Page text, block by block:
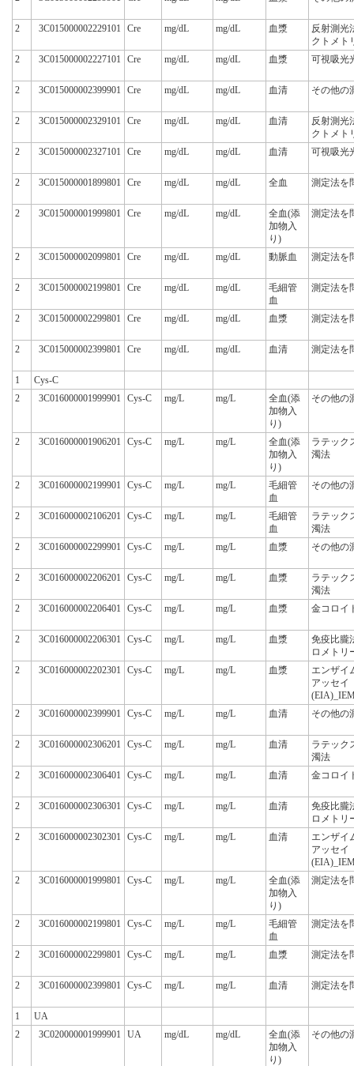
2 3C015000002229101 Cre mg/dL mg/dL 血漿
反射測光
クトメト
2
3C015000002227101 Cre mg/dL mg/dL 血漿 可視吸光
2 3C015000002399901 Cre mg/dL mg/dL 血清 その他の
2 3C015000002329101 Cre mg/dL mg/dL 血清
反射測光
クトメト
2
3C015000002327101 Cre mg/dL mg/dL 血清 可視吸光
2 3C015000001899801 Cre mg/dL mg/dL 全血 測定法を
2 3C015000001999801 Cre mg/dL mg/dL
全血(添
加物入
り)
測定法を
2 3C015000002099801 Cre mg/dL mg/dL 動脈血 測定法を
2 3C015000002199801 Cre mg/dL mg/dL
毛細管
血
測定法を
2 3C015000002299801 Cre mg/dL mg/dL 血漿 測定法を
2 3C015000002399801 Cre mg/dL mg/dL 血清 測定法を
1
Cys-C
2
3C016000001999901 Cys-C mg/L mg/L
全血(添
加物入
り)
その他の
2 3C016000001906201 Cys-C mg/L mg/L
全血(添
加物入
り)
ラテック
濁法
2 3C016000002199901 Cys-C mg/L mg/L
毛細管
血
その他の
2 3C016000002106201 Cys-C mg/L mg/L
毛細管
血
ラテック
濁法
2
3C016000002299901 Cys-C mg/L mg/L 血漿 その他の
2 3C016000002206201 Cys-C mg/L mg/L 血漿
ラテック
濁法
2
3C016000002206401 Cys-C mg/L mg/L 血漿 金コロイ
2 3C016000002206301 Cys-C mg/L mg/L 血漿
免疫比朧
ロメトリ
2
3C016000002202301 Cys-C mg/L mg/L 血漿
エンザイ
アッセイ
2
3C016000002399901 Cys-C mg/L mg/L 血清 その他の
2 3C016000002306201 Cys-C mg/L mg/L 血清
ラテック
濁法
2
3C016000002306401 Cys-C mg/L mg/L 血清 金コロイ
2 3C016000002306301 Cys-C mg/L mg/L 血清
免疫比朧
ロメトリ
2
3C016000002302301 Cys-C mg/L mg/L 血清
エンザイ
アッセイ
2
3C016000001999801 Cys-C mg/L mg/L
全血(添
加物入
り)
測定法を
2 3C016000002199801 Cys-C mg/L mg/L
毛細管
血
測定法を
2 3C016000002299801 Cys-C mg/L mg/L 血漿 測定法を
2 3C016000002399801 Cys-C mg/L mg/L 血清 測定法を
1
UA
2
3C020000001999901 UA mg/dL mg/dL
全血(添
加物入
り)
その他の